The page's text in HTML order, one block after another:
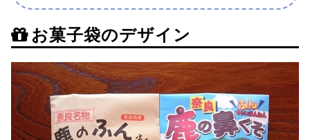
お菓子袋のデザイン